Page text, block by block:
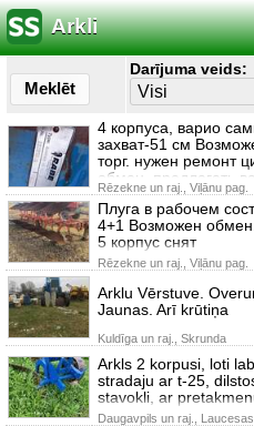
Arkli
Meklēt
Darījuma veids:
4 корпуса, варио
захват-51 см
торг. нужен ремонт
обмен. предлагать ва
Rēzekne un raj., Viļānu pag.
Плуга в рабочем
4+1 Возможен
5 корпус снят
Rēzekne un raj., Viļānu pag.
Arklu Vērstuve.
Jaunas. Arī krūtiņa
Kuldīga un raj., Skrunda
Arkls 2 korpusi, loti
stradaju ar t-25,
stavokli, ar
Daugavpils un raj., Laucesas